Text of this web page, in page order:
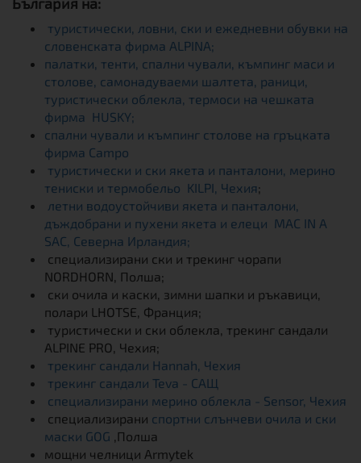
туристически, ловни, ски и ежедневни обувки на
словенската фирма ALPINA;
палатки, тенти, спални чували, къмпинг маси и
столове, самонадуваеми шалтета, раници,
туристически облекла, термоси на чешката
фирма HUSKY;
спални чували и къмпинг столове на гръцката
фирма Campo
туристически и ски якета и панталони, мерино
тениски и термобельо KILPI, Чехия;
летни водоустойчиви якета и панталони,
дъждобрани и пухени якета и елеци MAC IN A
SAC, Северна Ирландия;
специализирани ски и трекинг чорапи
NORDHORN, Полша;
ски очила и каски, зимни шапки и ръкавици,
полари LHOTSE, Франция;
туристически и ски облекла, трекинг сандали
ALPINE PRO, Чехия;
трекинг сандали Hannah, Чехия
трекинг сандали Teva - САЩ
специализирани мерино облекла - Sensor, Чехия
специализирани спортни слънчеви очила и ски
маски GOG ,Полша
мощни челници Armytek